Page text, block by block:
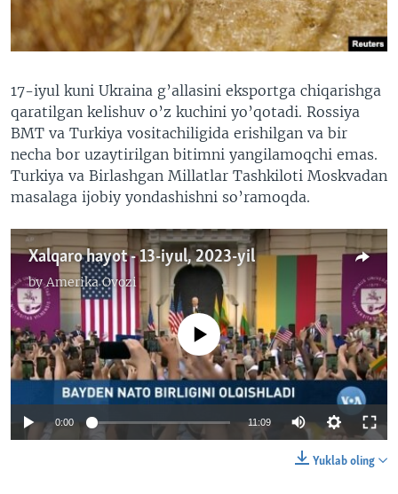
VIDEO
XABARLAR SURATLARDA
ODNOKLASSNIKI
TELEGRAM
SOUNDCLOUD
VOA
17-iyul kuni Ukraina g’allasini eksportga chiqarishga
qaratilgan kelishuv o’z kuchini yo’qotadi. Rossiya
BMT va Turkiya vositachiligida erishilgan va bir
necha bor uzaytirilgan bitimni yangilamoqchi emas.
Turkiya va Birlashgan Millatlar Tashkiloti Moskvadan
masalaga ijobiy yondashishni so’ramoqda.
Xalqaro hayot - 13-iyul, 2023-yil
byAmerika Ovozi
No media source currently available
0:00 11:09
Yuklab oling